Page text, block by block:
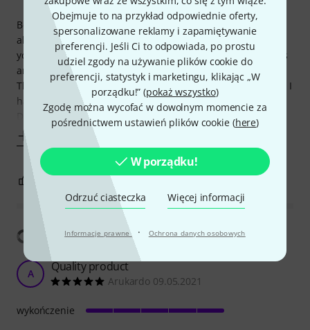
Obejmuje to na przykład odpowiednie oferty,
spersonalizowane reklamy i zapamiętywanie
preferencji. Jeśli Ci to odpowiada, po prostu
udziel zgody na używanie plików cookie do
preferencji, statystyk i marketingu, klikając „W
porządku!” (pokaż wszystko)
Zgodę można wycofać w dowolnym momencie za
pośrednictwem ustawień plików cookie (here)
W porządku!
Odrzuć ciasteczka Więcej informacji
Informacje prawne · Ochrona danych osobowych
Been sceptical because of the price and mixed opinions
about previous line of power plant. Price sometimes tells
you the story if you know what I mean. First the service was
amazing. Delivery faster than expected (Germany to UK).
The PowerPlant ISO-2AC Pro Modular I bought is just great. I
have Deja Vibe that seems to be picky regarding powering.
Didn't work
Pokaż więcej
0
Pokaż tłumaczenia
A Quality product
Arukardo 09.05.2021
wykończenie